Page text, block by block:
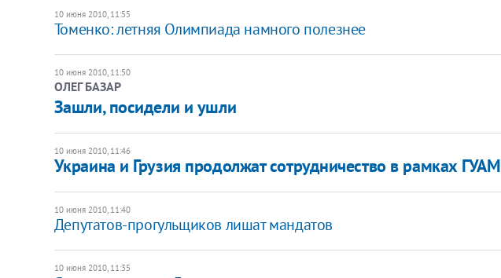
10 июня 2010, 11:55
Томенко: летняя Олимпиада намного полезнее
10 июня 2010, 11:50
ОЛЕГ БАЗАР
Зашли, посидели и ушли
10 июня 2010, 11:46
Украина и Грузия продолжат сотрудничество в рамках ГУАМ
10 июня 2010, 11:40
Депутатов-прогульщиков лишат мандатов
10 июня 2010, 11:35